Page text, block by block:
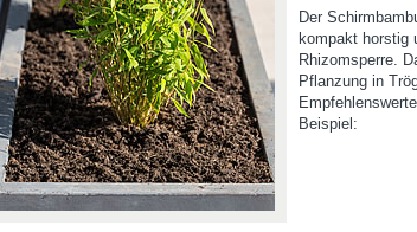
Der
kompakt horstig
Rhizomsperre.
Pflanzung in
Beispiel: